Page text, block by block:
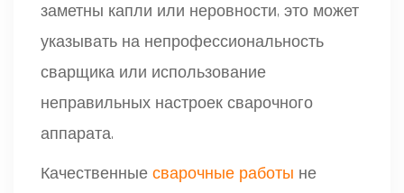
заметны капли или неровности, это может
указывать на непрофессиональность
сварщика или использование
неправильных настроек сварочного
аппарата.
Качественные сварочные работы не